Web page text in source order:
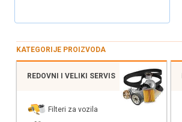
KATEGORIJE PROIZVODA
REDOVNI I VELIKI SERVIS
Filteri za vozila